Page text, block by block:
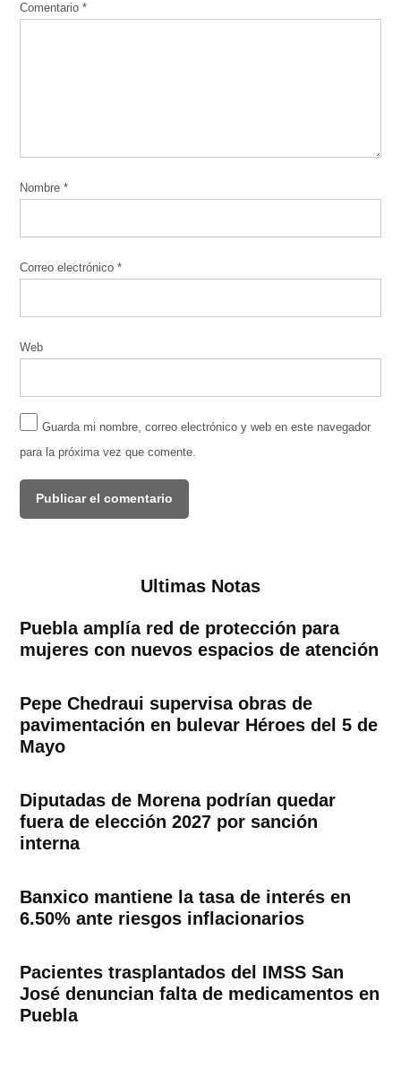
Comentario*
Nombre*
Correo electrónico*
Web
Guarda mi nombre, correo electrónico y web en este navegador
para la próxima vez que comente.
Ultimas Notas
Puebla amplía red de protección para
mujeres con nuevos espacios de atención
Pepe Chedraui supervisa obras de
pavimentación en bulevar Héroes del 5 de
Mayo
Diputadas de Morena podrían quedar
fuera de elección 2027 por sanción
interna
Banxico mantiene la tasa de interés en
6.50% ante riesgos inflacionarios
Pacientes trasplantados del IMSS San
José denuncian falta de medicamentos en
Puebla